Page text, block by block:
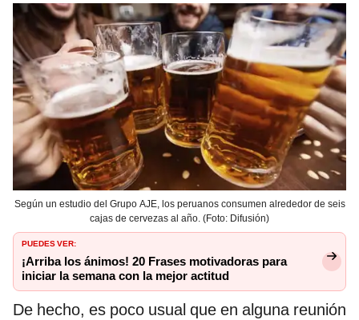
Según un estudio del Grupo AJE, los peruanos consumen alrededor de seis
cajas de cervezas al año. (Foto: Difusión)
PUEDES VER:
¡Arriba los ánimos! 20 Frases motivadoras para
iniciar la semana con la mejor actitud
De hecho, es poco usual que en alguna reunión